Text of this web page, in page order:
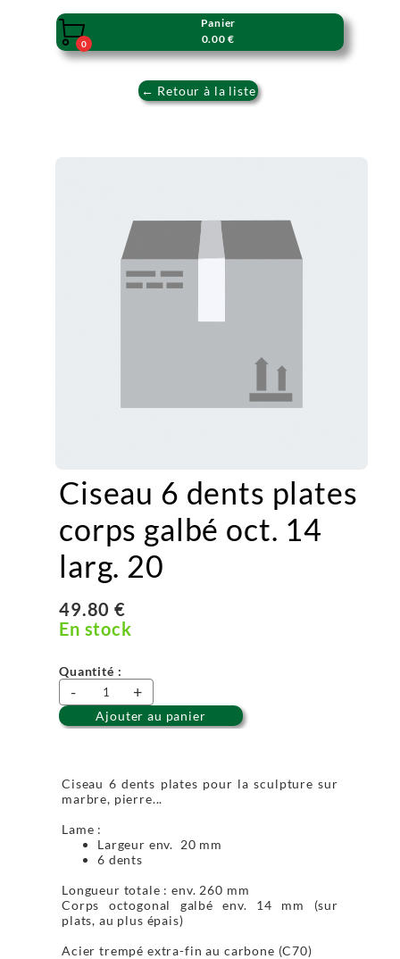

0
Panier
0.00 €
← Retour à la liste
Ciseau 6 dents plates
corps galbé oct. 14
larg. 20
49.80 €
En stock
Quantité :
- +
Ajouter au panier
Ciseau 6 dents plates pour la sculpture sur
marbre, pierre...
Lame :
Largeur env. 20 mm
6 dents
Longueur totale : env. 260 mm
Corps octogonal galbé env. 14 mm (sur
plats, au plus épais)
Acier trempé extra-fin au carbone (C70)